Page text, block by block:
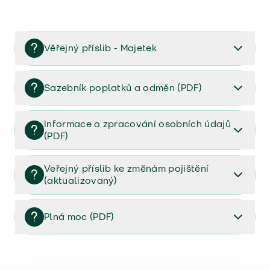
Věřejný příslib - Majetek
Věřejný příslib majetek 2023
Sazebník poplatků a odměn (PDF)
Sazebník poplatků a odměn (PDF)
Informace o zpracování osobních údajů
(PDF)
Informace o zpracování osobních údajů (PDF)
Veřejný příslib ke změnám pojištění
(aktualizovaný)
Veřejný příslib ke změnám pojištění (aktualizovaný)
Plná moc (PDF)